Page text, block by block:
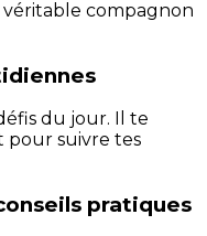
compagnon
du jour. Il te
pour suivre tes
pratiques